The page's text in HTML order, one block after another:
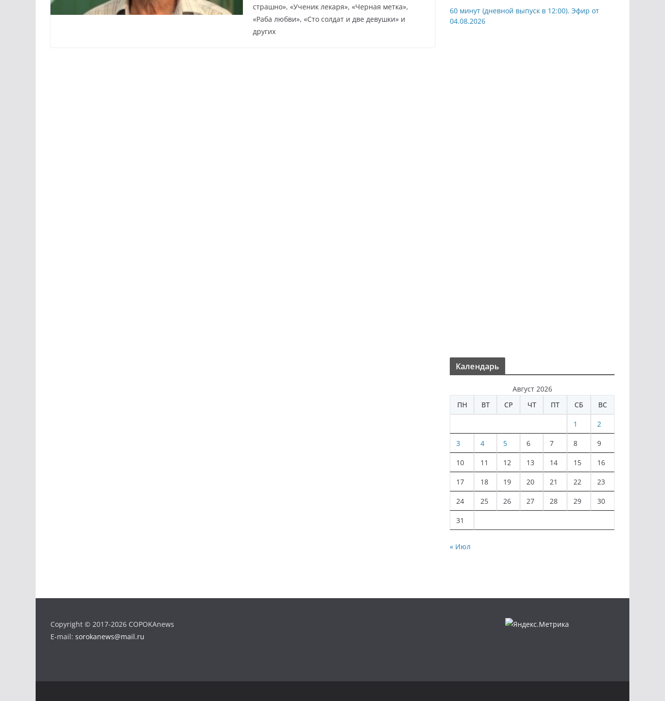
страшно», «Ученик лекаря», «Черная метка»,
«Раба любви», «Сто солдат и две девушки» и
других
60 минут (дневной выпуск в 12:00). Эфир от
04.08.2026
Календарь
Август 2026
ПН
ВТ СР ЧТ ПТ СБ ВС
1 2
3 4 5 6 7 8 9
10 11 12 13 14 15 16
17 18 19 20 21 22 23
24 25 26 27 28 29 30
31
« Июл
Copyright © 2017-2026 COPOKAnews
E-mail: sorokanews@mail.ru